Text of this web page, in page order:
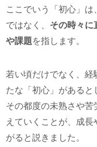
ここでいう「初心」
ではなく、 その時々に
や課題を指します。
若い頃だけでなく、経
たな「初心」があると
その都度の未熟さや苦
えていくことが、成長
がると説きました。